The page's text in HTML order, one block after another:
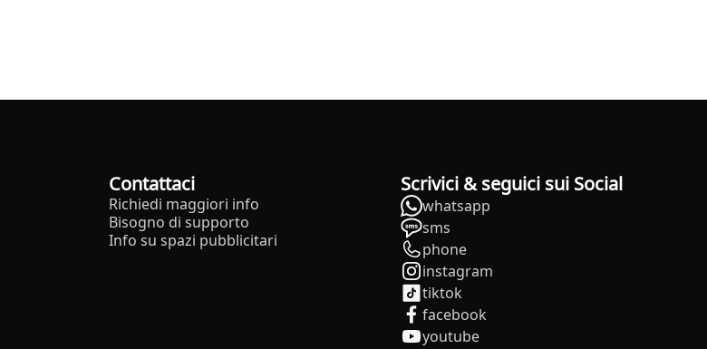
Contattaci
Richiedi maggiori info
Bisogno di supporto
Info su spazi pubblicitari
Scrivici & seguici sui Social
whatsapp
sms
phone
instagram
tiktok
facebook
youtube